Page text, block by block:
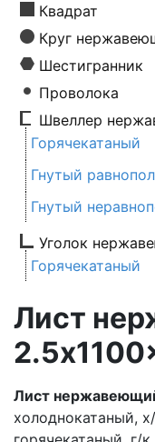
Квадрат
Круг
Шестигранник
Проволока
Швеллер
Горячекатаный
Гнутый
Гнутый
Уголок
Горячекатаный
Лист
Лист
холоднокатаный,